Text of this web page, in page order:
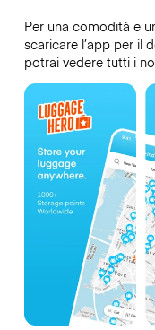
Per una comodità e
scaricare l’app per il
potrai vedere tutti i